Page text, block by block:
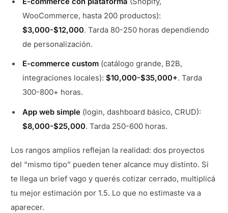
WooCommerce, hasta 200 productos):
$3,000-$12,000. Tarda 80-250 horas dependiendo
de personalización.
E-commerce custom (catálogo grande, B2B,
integraciones locales):$10,000-$35,000+. Tarda
300-800+ horas.
App web simple (login, dashboard básico, CRUD):
$8,000-$25,000. Tarda 250-600 horas.
Los rangos amplios reflejan la realidad: dos proyectos
del “mismo tipo” pueden tener alcance muy distinto. Si
te llega un brief vago y querés cotizar cerrado, multiplicá
tu mejor estimación por 1.5. Lo que no estimaste va a
aparecer.